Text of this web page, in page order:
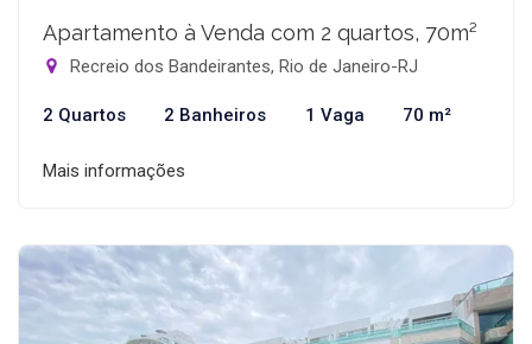
Apartamento à Venda com 2 quartos, 70m²
Recreio dos Bandeirantes, Rio de Janeiro-RJ
2 Quartos 2 Banheiros 1 Vaga 70 m²
Mais informações